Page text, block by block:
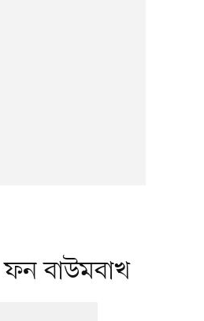
ফন বাউমবাখ